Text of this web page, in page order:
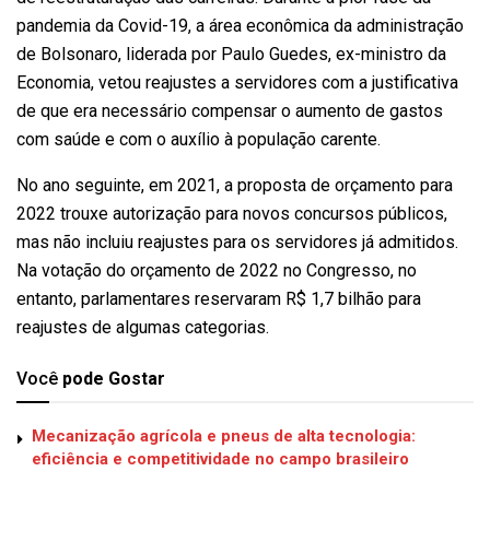
pandemia da Covid-19, a área econômica da administração
de Bolsonaro, liderada por Paulo Guedes, ex-ministro da
Economia, vetou reajustes a servidores com a justificativa
de que era necessário compensar o aumento de gastos
com saúde e com o auxílio à população carente.
No ano seguinte, em 2021, a proposta de orçamento para
2022 trouxe autorização para novos concursos públicos,
mas não incluiu reajustes para os servidores já admitidos.
Na votação do orçamento de 2022 no Congresso, no
entanto, parlamentares reservaram R$ 1,7 bilhão para
reajustes de algumas categorias.
Você pode Gostar
Mecanização agrícola e pneus de alta tecnologia:
eficiência e competitividade no campo brasileiro